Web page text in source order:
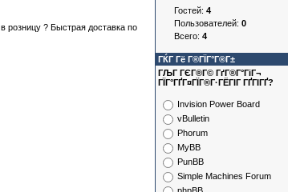
розницу ? Быстрая доставка по
Гостей: 4
Пользователей: 0
Всего: 4
ГЌГ Гё Г®ГЇГ°Г®Г±
ГЉГ ГЄГ®Г© ГґГ®Г°ГіГ¬
ГЇГ°ГҐГ¤ГЇГ®Г·ГЁГІГ ГҐГІГҐ?
Invision Power Board
vBulletin
Phorum
MyBB
PunBB
Simple Machines Forum